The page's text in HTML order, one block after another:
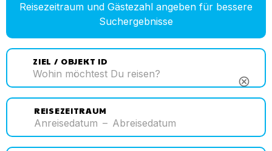
Reisezeitraum und Gästezahl angeben für bessere
Suchergebnisse
ZIEL / OBJEKT ID
cancel
REISEZEITRAUM
Anreisedatum – Abreisedatum